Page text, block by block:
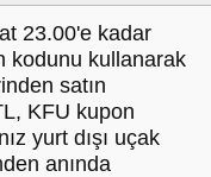
23.00'e kadar
kodunu kullanarak
satın
KFU kupon
yurt dışı uçak
anında